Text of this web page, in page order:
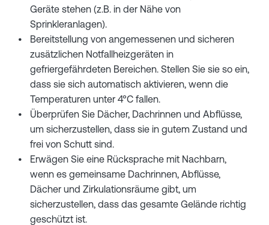
Geräte stehen (z.B. in der Nähe von
Sprinkleranlagen).
Bereitstellung von angemessenen und sicheren
zusätzlichen Notfallheizgeräten in
gefriergefährdeten Bereichen. Stellen Sie sie so ein,
dass sie sich automatisch aktivieren, wenn die
Temperaturen unter 4°C fallen.
Überprüfen Sie Dächer, Dachrinnen und Abflüsse,
um sicherzustellen, dass sie in gutem Zustand und
frei von Schutt sind.
Erwägen Sie eine Rücksprache mit Nachbarn,
wenn es gemeinsame Dachrinnen, Abflüsse,
Dächer und Zirkulationsräume gibt, um
sicherzustellen, dass das gesamte Gelände richtig
geschützt ist.